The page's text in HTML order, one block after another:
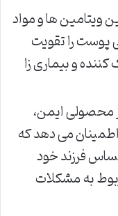
ویتامین ها و مواد
را تقویت
کننده و بیماری زا
محصولی ایمن،
می دهد که
فرزند خود
به مشکلات